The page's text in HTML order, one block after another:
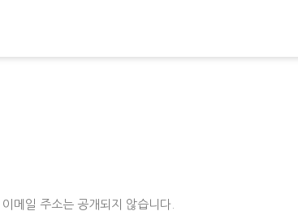
메일 주소는 공개되지 않습니다.